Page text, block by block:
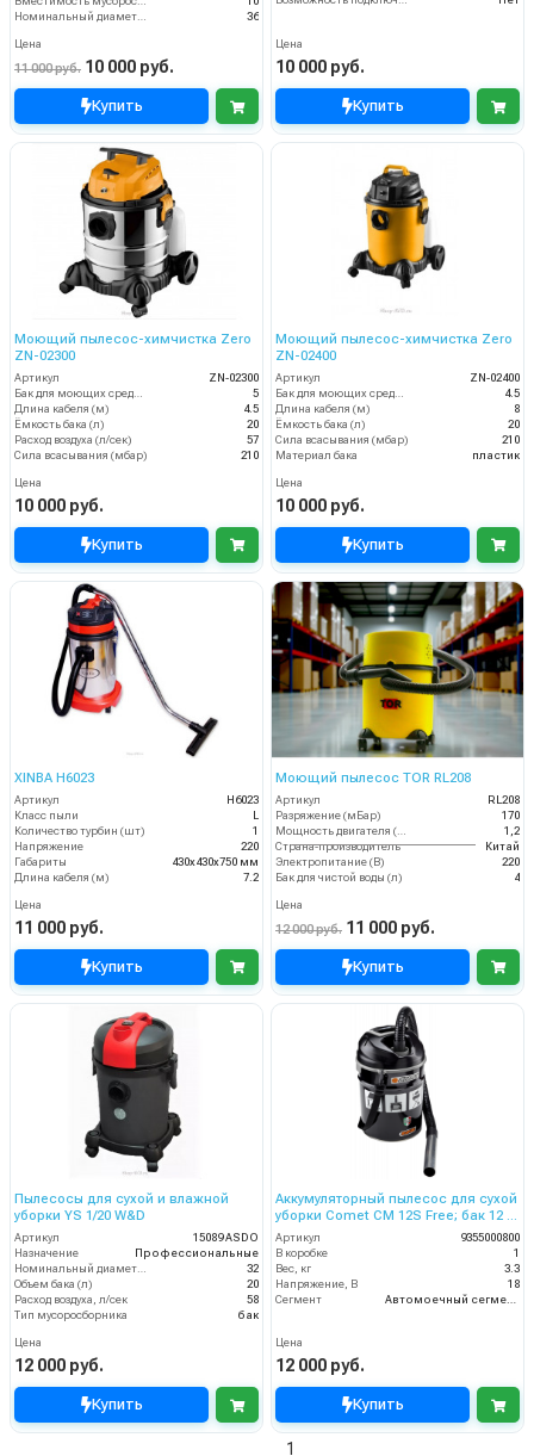
Номинальный диаметр принадлежностей (мм)
36
Цена
11 000 руб. 10 000 руб.
Купить
Цена
10 000 руб.
Купить
Моющий пылесос-химчистка Zero
ZN-02300
Артикул
ZN-02300
5
Длина кабеля (м)
4.5
Ёмкость бака (л)
20
Расход воздуха (л/сек)
57
Сила всасывания (мбар)
210
Цена
10 000 руб.
Купить
Моющий пылесос-химчистка Zero
ZN-02400
Артикул
ZN-02400
4.5
Длина кабеля (м)
8
Ёмкость бака (л)
20
Сила всасывания (мбар)
210
Материал бака
пластик
Цена
10 000 руб.
Купить
XINBA H6023
Артикул
H6023
Класс пыли
Количество турбин (шт)
1
Напряжение
220
Габариты
430х430х750 мм
Длина кабеля (м)
7.2
Цена
11 000 руб.
Купить
Моющий пылесос TOR RL208
Артикул
RL208
Разряжение (мБар)
170
1,2
Страна-производитель
Китай
Электропитание (В)
220
Бак для чистой воды (л)
4
Цена
12 000 руб. 11 000 руб.
Купить
Пылесосы для сухой и влажной
уборки YS 1/20 W&D
Артикул
15089 ASDO
Назначение
Профессиональные
Номинальный диаметр принадлежностей, мм
32
Объем бака (л)
20
Расход воздуха, л/сек
58
Тип мусоросборника
бак
Цена
12 000 руб.
Купить
Аккумуляторный пылесос для сухой
уборки Comet CM 12S Free; бак 12 л
(сталь); 18 В, 2,2 Ач
Артикул
9355000800
В коробке
1
Вес, кг
3.3
Напряжение, В
18
Сегмент
Автомоечный сегмент
Цена
12 000 руб.
Купить
1